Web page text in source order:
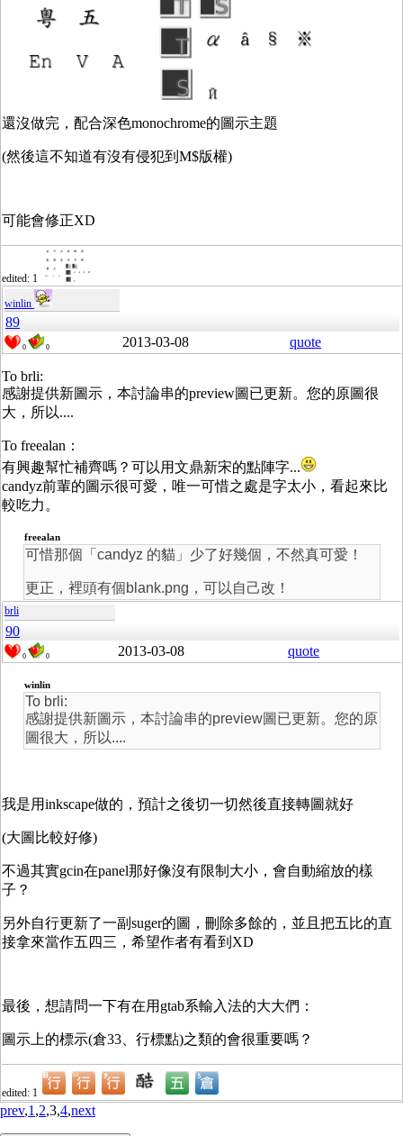
還沒做完，配合深色monochrome的圖示主題
(然後這不知道有沒有侵犯到M$版權)
可能會修正XD
edited: 1
winlin
89
0 0 2013-03-08 quote
To brli:
感謝提供新圖示，本討論串的preview圖已更新。您的原圖很
大，所以....
To freealan：
有興趣幫忙補齊嗎？可以用文鼎新宋的點陣字...
candyz前輩的圖示很可愛，唯一可惜之處是字太小，看起來比
較吃力。
freealan
可惜那個「candyz 的貓」少了好幾個，不然真可愛！
更正，裡頭有個blank.png，可以自己改！
brli
90
0 0 2013-03-08 quote
winlin
To brli:
感謝提供新圖示，本討論串的preview圖已更新。您的原
圖很大，所以....
我是用inkscape做的，預計之後切一切然後直接轉圖就好
(大圖比較好修)
不過其實gcin在panel那好像沒有限制大小，會自動縮放的樣
子？
另外自行更新了一副suger的圖，刪除多餘的，並且把五比的直
接拿來當作五四三，希望作者有看到XD
最後，想請問一下有在用gtab系輸入法的大大們：
圖示上的標示(倉33、行標點)之類的會很重要嗎？
edited: 1
prev,1,2,3,4,next